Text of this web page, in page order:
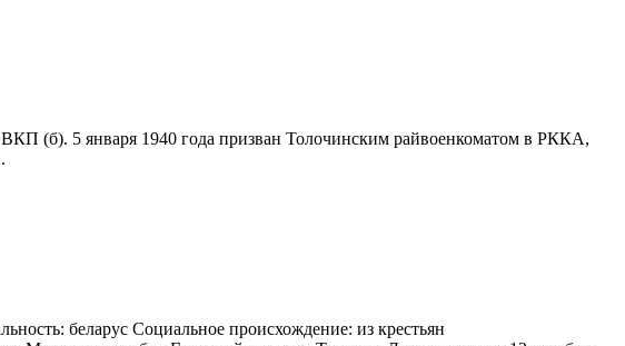
(б). 5 января 1940 года призван Толочинским райвоенкоматом в РККА,
беларус Социальное происхождение: из крестьян